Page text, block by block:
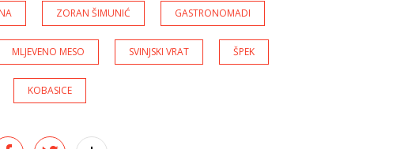
ZORAN ŠIMUNIĆ GASTRONOMADI
MLJEVENO MESO SVINJSKI VRAT ŠPEK
KOBASICE